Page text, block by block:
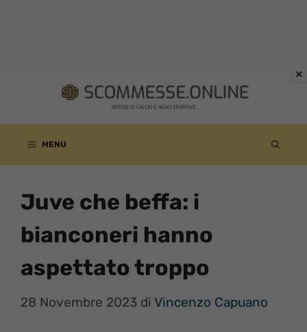
contenuto
MENU
Juve che beffa: i
bianconeri hanno
aspettato troppo
28 Novembre 2023 di Vincenzo Capuano